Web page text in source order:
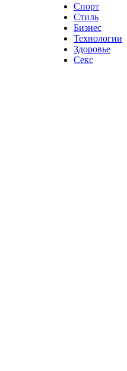
Спорт
Стиль
Бизнес
Технологии
Здоровье
Секс